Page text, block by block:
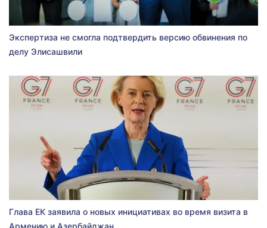
Экспертиза не смогла подтвердить версию обвинения по
делу Элисашвили
Глава ЕК заявила о новых инициативах во время визита в
Армению и Азербайджан